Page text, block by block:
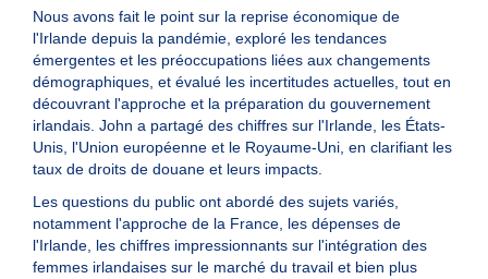
Nous avons fait le point sur la reprise économique de
l'Irlande depuis la pandémie, exploré les tendances
émergentes et les préoccupations liées aux changements
démographiques, et évalué les incertitudes actuelles, tout en
découvrant l'approche et la préparation du gouvernement
irlandais. John a partagé des chiffres sur l'Irlande, les États-
Unis, l'Union européenne et le Royaume-Uni, en clarifiant les
taux de droits de douane et leurs impacts.
Les questions du public ont abordé des sujets variés,
notamment l'approche de la France, les dépenses de
l'Irlande, les chiffres impressionnants sur l'intégration des
femmes irlandaises sur le marché du travail et bien plus